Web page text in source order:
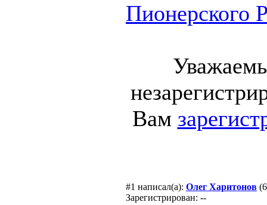
Пионерского
Вам
#1 написал(а): Олег Харитонов
Зарегистрирован: --